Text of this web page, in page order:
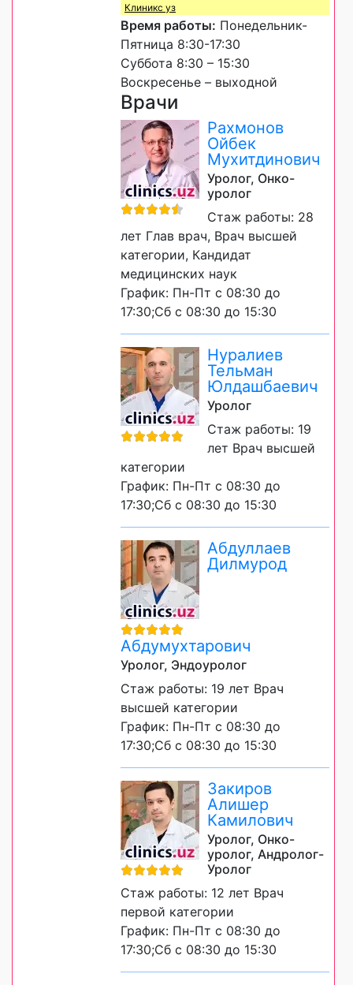
Клиникс уз
Время работы: Понедельник-
Пятница 8:30-17:30
Суббота 8:30 – 15:30
Воскресенье – выходной
Врачи
Рахмонов
Ойбек
Мухитдинович
Уролог, Онко-
уролог
Стаж работы: 28
лет Глав врач, Врач высшей
категории, Кандидат
медицинских наук
График: Пн-Пт с 08:30 до
17:30;Сб с 08:30 до 15:30
Нуралиев
Тельман
Юлдашбаевич
Уролог
Стаж работы: 19
лет Врач высшей
категории
График: Пн-Пт с 08:30 до
17:30;Сб с 08:30 до 15:30
Абдуллаев
Дилмурод
Абдумухтарович
Уролог, Эндоуролог
Стаж работы: 19 лет Врач
высшей категории
График: Пн-Пт с 08:30 до
17:30;Сб с 08:30 до 15:30
Закиров
Алишер
Камилович
Уролог, Онко-
уролог, Андролог-
Уролог
Стаж работы: 12 лет Врач
первой категории
График: Пн-Пт с 08:30 до
17:30;Сб с 08:30 до 15:30